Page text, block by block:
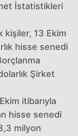
İstatistikleri
kişiler, 13 Ekim
hisse senedi
Şirket
itibarıyla
hisse senedi
milyon